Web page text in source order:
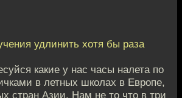
удлинить хотя бы раза
какие у нас часы налета по
в летных школах в Европе,
стран Азии. Нам не то что в три